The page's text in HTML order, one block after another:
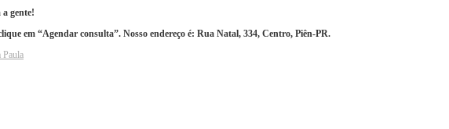
gente!
em “Agendar consulta”. Nosso endereço é: Rua Natal, 334, Centro, Piên-PR.
Paula